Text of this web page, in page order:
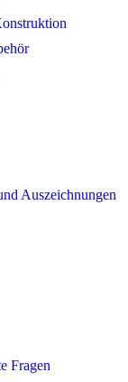
Auszeichnungen
Fragen